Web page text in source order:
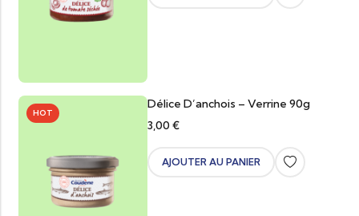
HOT
Délice D’anchois – Verrine 90g
3,00 €
AJOUTER AU PANIER